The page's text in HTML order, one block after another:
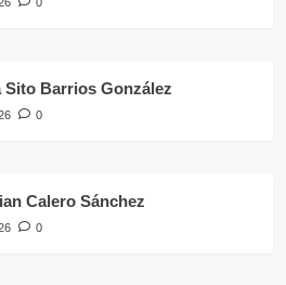
Sito Barrios González
0
Calero Sánchez
0